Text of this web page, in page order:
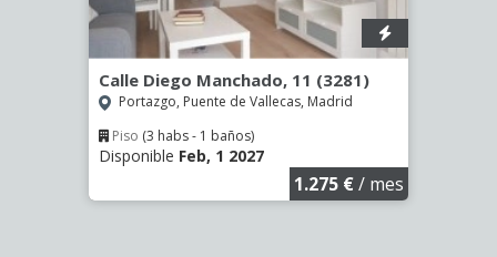
Calle Diego Manchado, 11 (3281)
Portazgo, Puente de Vallecas, Madrid
Piso (3 habs - 1 baños)
Disponible Feb, 1 2027
1.275 €/ mes